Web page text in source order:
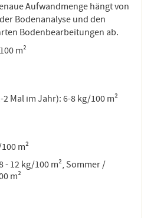
Aufwandmenge hängt von
Bodenanalyse und den
Bodenbearbeitungen ab.
m²
2 Mal im Jahr): 6-8 kg/100 m²
m²
- 12 kg/100 m², Sommer /
m²